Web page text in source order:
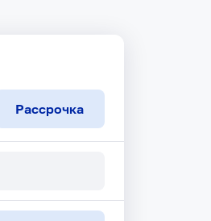
Рассрочка